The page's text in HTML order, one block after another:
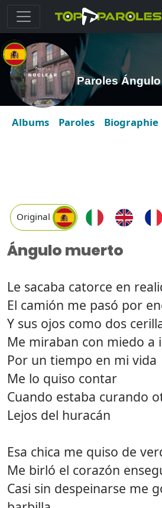
Paroles
Albums Paroles Biographie
Original
Ángulo muerto
Le sacaba catorce en
El camión me pasó por
Y sus ojos como dos
Me miraban con miedo a
Por un tiempo en mi vida
Me lo quiso contar
Cuando estaba curando
Lejos del huracán
Esa chica me quiso de
Me birló el corazón
Casi sin despeinarse me